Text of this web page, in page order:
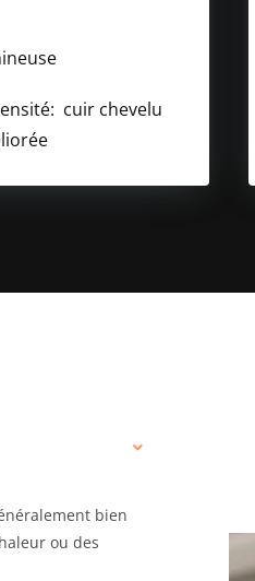
cuir chevelu
bien
ou des